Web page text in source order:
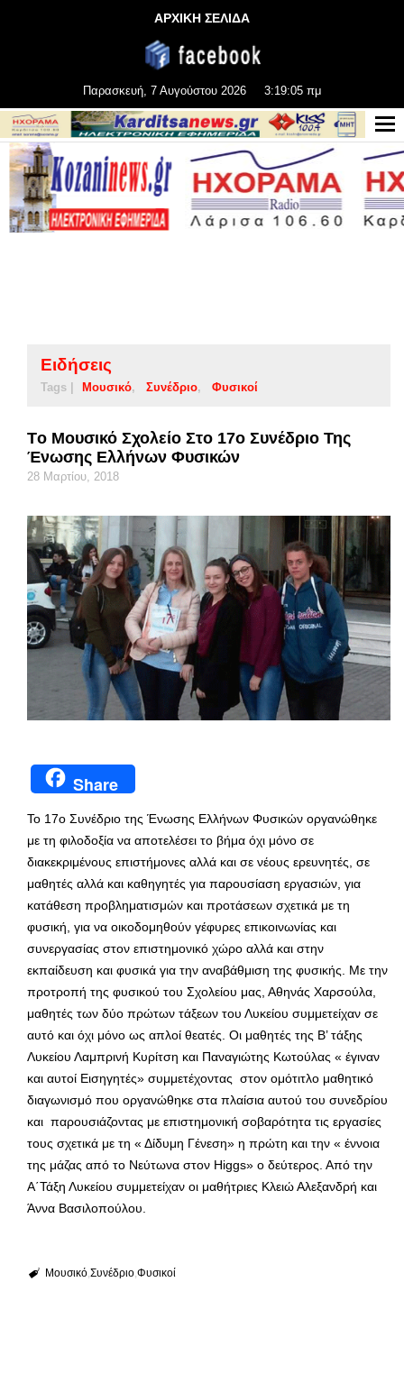
ΑΡΧΙΚΗ ΣΕΛΙΔΑ
Παρασκευή, 7 Αυγούστου 2026 3:19:06 πμ
Ειδήσεις
Tags | Μουσικό Συνέδριο Φυσικοί
Τo Μουσικό Σχολείο Στο 17ο Συνέδριο Της
Ένωσης Ελλήνων Φυσικών
28 Μαρτίου, 2018
Share
Το 17ο Συνέδριο της Ένωσης Ελλήνων Φυσικών οργανώθηκε
με τη φιλοδοξία να αποτελέσει το βήμα όχι μόνο σε
διακεκριμένους επιστήμονες αλλά και σε νέους ερευνητές, σε
μαθητές αλλά και καθηγητές για παρουσίαση εργασιών, για
κατάθεση προβληματισμών και προτάσεων σχετικά με τη
φυσική, για να οικοδομηθούν γέφυρες επικοινωνίας και
συνεργασίας στον επιστημονικό χώρο αλλά και στην
εκπαίδευση και φυσικά για την αναβάθμιση της φυσικής. Με την
προτροπή της φυσικού του Σχολείου μας, Αθηνάς Χαρσούλα,
μαθητές των δύο πρώτων τάξεων του Λυκείου συμμετείχαν σε
αυτό και όχι μόνο ως απλοί θεατές. Οι μαθητές της Β’ τάξης
Λυκείου Λαμπρινή Κυρίτση και Παναγιώτης Κωτούλας « έγιναν
και αυτοί Εισηγητές» συμμετέχοντας στον ομότιτλο μαθητικό
διαγωνισμό που οργανώθηκε στα πλαίσια αυτού του συνεδρίου
και παρουσιάζοντας με επιστημονική σοβαρότητα τις εργασίες
τους σχετικά με τη « Δίδυμη Γένεση» η πρώτη και την « έννοια
της μάζας από το Νεύτωνα στον Higgs» ο δεύτερος. Από την
Α΄Τάξη Λυκείου συμμετείχαν οι μαθήτριες Κλειώ Αλεξανδρή και
Άννα Βασιλοπούλου.
Μουσικό Συνέδριο Φυσικοί